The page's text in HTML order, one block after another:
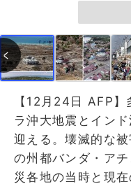
【12月24日 AFP
ラ沖大地震とイン
迎える。壊滅的な
の州都バンダ・アチ
災各地の当時と現在